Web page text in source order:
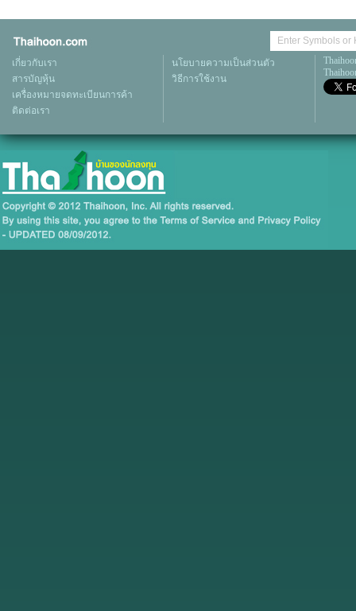
เกี่ยวกับเรา
สารบัญหุ้น
เครื่องหมายจดทะเบียนการค้า
ติดต่อเรา
นโยบายความเป็นส่วนตัว
วิธีการใช้งาน